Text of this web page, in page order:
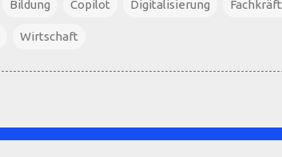
Bildung Copilot Digitalisierung
Wirtschaft